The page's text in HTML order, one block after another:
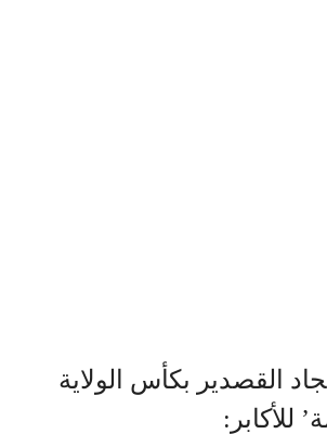
القصدير بكأس الولاية
للأكابر: